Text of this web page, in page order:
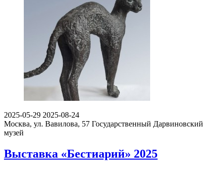
2025-05-29 2025-08-24
Москва, ул. Вавилова, 57 Государственный Дарвиновский
музей
Выставка «Бестиарий» 2025